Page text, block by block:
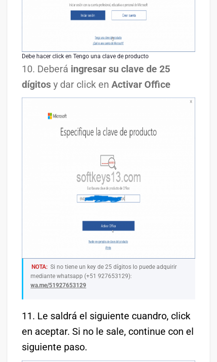
Debe hacer click en Tengo una clave de producto
10. Deberá ingresar su clave de 25
dígitos y dar click en Activar Office
NOTA: Si no tiene un key de 25 dígitos lo puede adquirir
mediante whatsapp (+51 927653129):
wa.me/51927653129
11. Le saldrá el siguiente cuandro, click
en aceptar. Si no le sale, continue con el
siguiente paso.